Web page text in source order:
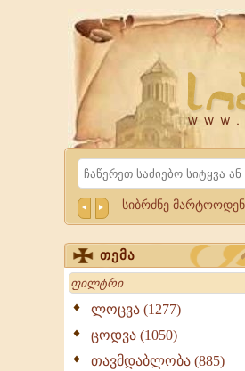
Website
Search
სიბრძნე
თემა
Search
ლოცვა (1277)
ცოდვა (1050)
თავმდაბლობა (885)